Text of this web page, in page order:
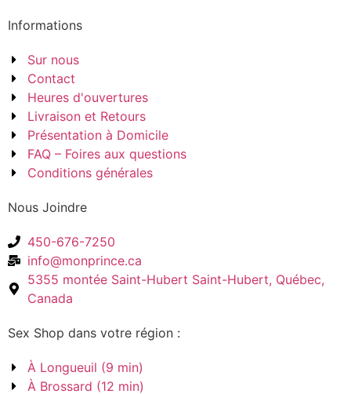
Informations
Sur nous
Contact
Heures d'ouvertures
Livraison et Retours
Présentation à Domicile
FAQ – Foires aux questions
Conditions générales
Nous Joindre
450-676-7250
info@monprince.ca
5355 montée Saint-Hubert Saint-Hubert, Québec,
Canada
Sex Shop dans votre région :
À Longueuil (9 min)
À Brossard (12 min)